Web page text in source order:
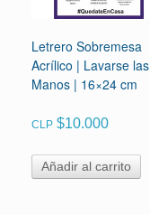
Letrero Sobremesa
Acrílico | Lavarse las
Manos | 16×24 cm
CLP $10.000
Añadir al carrito